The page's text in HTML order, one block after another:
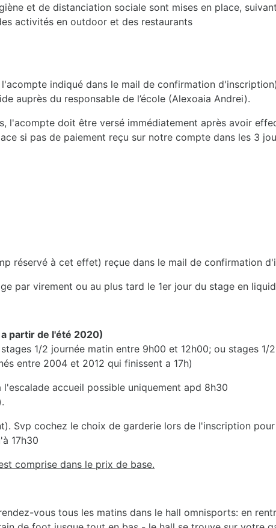
et de distanciation sociale sont mises en place,
activités en outdoor et des restaurants
indiqué dans le mail de confirmation
auprès du responsable de l’école (Alexoaia Andrei).
l'acompte doit être versé immédiatement après avoir
si pas de paiement reçu sur notre compte dans les 3
réservé à cet effet) reçue dans le mail de confirmation
par virement ou au plus tard le 1er jour du stage en
a partir de l'été 2020)
1/2 journée matin entre 9h00 et 12h00; ou stages 1/
entre 2004 et 2012 qui finissent a 17h)
accueil possible uniquement apd 8h30
Svp cochez le choix de garderie lors de l'inscription
17h30
comprise dans le prix de base.
vous tous les matins dans le hall omnisports: en